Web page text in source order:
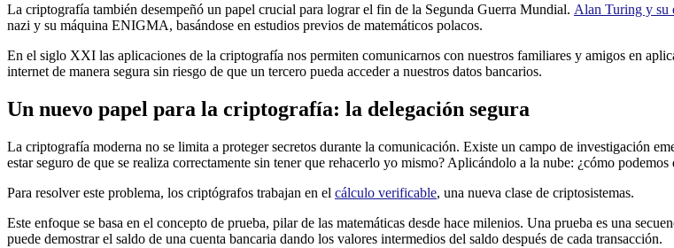
La criptografía también desempeñó un papel crucial para lograr el fin de la Segunda Guerra Mundial. Alan Turing y su
nazi y su máquina ENIGMA, basándose en estudios previos de matemáticos polacos.
En el siglo XXI las aplicaciones de la criptografía nos permiten comunicarnos con nuestros familiares y amigos en
internet de manera segura sin riesgo de que un tercero pueda acceder a nuestros datos bancarios.
Un nuevo papel para la criptografía: la delegación segura
La criptografía moderna no se limita a proteger secretos durante la comunicación. Existe un campo de investigación
estar seguro de que se realiza correctamente sin tener que rehacerlo yo mismo? Aplicándolo a la nube: ¿cómo
Para resolver este problema, los criptógrafos trabajan en el cálculo verificable, una nueva clase de criptosistemas.
Este enfoque se basa en el concepto de prueba, pilar de las matemáticas desde hace milenios. Una prueba es una
puede demostrar el saldo de una cuenta bancaria dando los valores intermedios del saldo después de cada transacción.